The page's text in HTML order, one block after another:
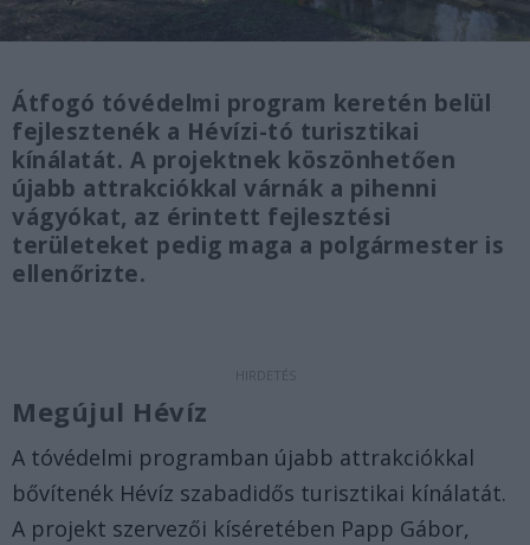
Átfogó tóvédelmi program keretén belül
fejlesztenék a Hévízi-tó turisztikai
kínálatát. A projektnek köszönhetően
újabb attrakciókkal várnák a pihenni
vágyókat, az érintett fejlesztési
területeket pedig maga a polgármester is
ellenőrizte.
Megújul Hévíz
A tóvédelmi programban újabb attrakciókkal
bővítenék Hévíz szabadidős turisztikai kínálatát.
A projekt szervezői kíséretében Papp Gábor,